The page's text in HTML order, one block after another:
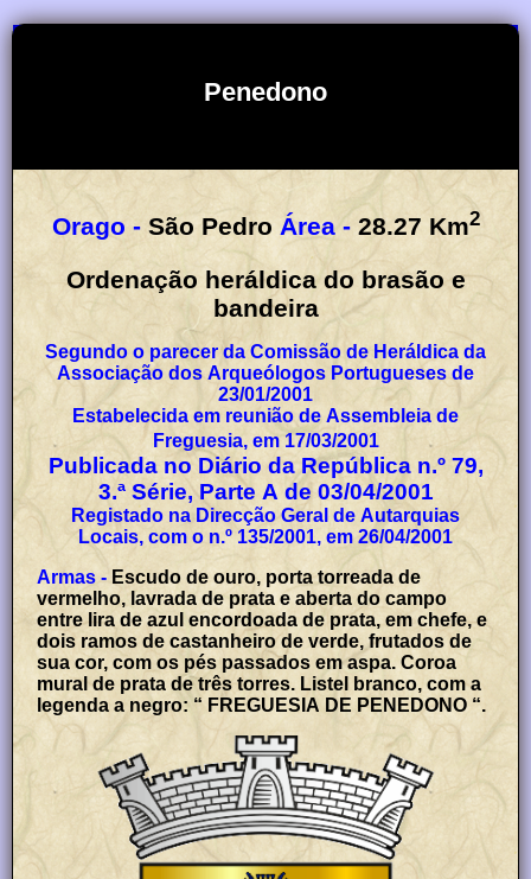
Penedono
Orago - São Pedro Área - 28.27 Km2
Ordenação heráldica do brasão e
bandeira
Segundo o parecer da Comissão de Heráldica da
Associação dos Arqueólogos Portugueses de
23/01/2001
Estabelecida em reunião de Assembleia de
Freguesia, em 17/03/2001
Publicada no Diário da República n.º 79,
3.ª Série, Parte A de 03/04/2001
Registado na Direcção Geral de Autarquias
Locais, com o n.º 135/2001, em 26/04/2001
Armas - Escudo de ouro, porta torreada de
vermelho, lavrada de prata e aberta do campo
entre lira de azul encordoada de prata, em chefe, e
dois ramos de castanheiro de verde, frutados de
sua cor, com os pés passados em aspa. Coroa
mural de prata de três torres. Listel branco, com a
legenda a negro: “ FREGUESIA DE PENEDONO “.